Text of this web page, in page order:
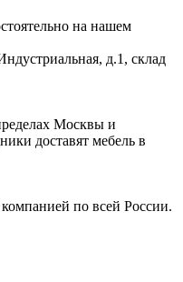
на нашем
д.1, склад
Москвы и
доставят мебель в
по всей России.